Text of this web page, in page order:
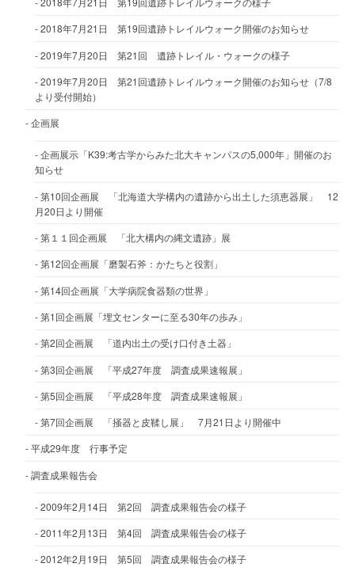
2018年7月21日 第19回遺跡トレイルウォーク開催のお知らせ
2019年7月20日 第21回 遺跡トレイル・ウォークの様子
2019年7月20日 第21回遺跡トレイルウォーク開催のお知らせ（7/8
より受付開始）
企画展
企画展示「K39:考古学からみた北大キャンパスの5,000年」開催のお
知らせ
第10回企画展 「北海道大学構内の遺跡から出土した須恵器展」 12
月20日より開催
第１１回企画展 「北大構内の縄文遺跡」展
第12回企画展「磨製石斧：かたちと役割」
第14回企画展「大学病院食器類の世界」
第1回企画展「埋文センターに至る30年の歩み」
第2回企画展 「道内出土の受け口付き土器」
第3回企画展 「平成27年度 調査成果速報展」
第5回企画展 「平成28年度 調査成果速報展」
第7回企画展 「掻器と皮鞣し展」 7月21日より開催中
平成29年度 行事予定
調査成果報告会
2009年2月14日 第2回 調査成果報告会の様子
2011年2月13日 第4回 調査成果報告会の様子
2012年2月19日 第5回 調査成果報告会の様子